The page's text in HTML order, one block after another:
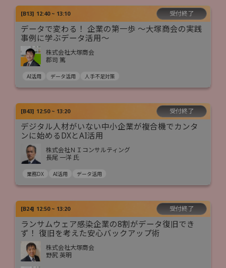
[B13] 12:40 ~ 13:10 受付終了
データで変わる！ 企業の第一歩 ～大塚商会の実践
事例に学ぶデータ活用～
株式会社大塚商会
郡司 篤
AI活用 データ活用 人手不足対策
[B43] 12:50 ~ 13:20 受付終了
デジタル人材がいない中小企業が複合機でカンタ
ンに始めるDXとAI活用
株式会社ＮＩコンサルティング
長尾 一洋 氏
業務DX AI活用 データ活用
[B24] 12:50 ~ 13:20 受付終了
ランサムウェア感染企業の8割がデータ復旧でき
ず！ 復旧を考えた安心バックアップ術
株式会社大塚商会
野尻 英明